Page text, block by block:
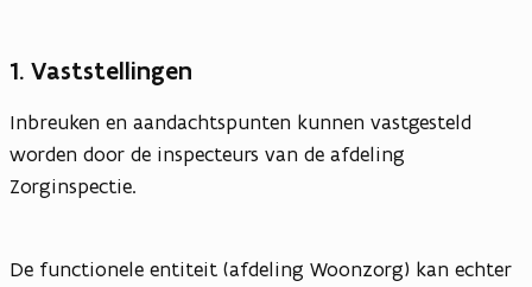
1. Vaststellingen
Inbreuken en aandachtspunten kunnen vastgesteld
worden door de inspecteurs van de afdeling
Zorginspectie.
De functionele entiteit (afdeling Woonzorg) kan echter